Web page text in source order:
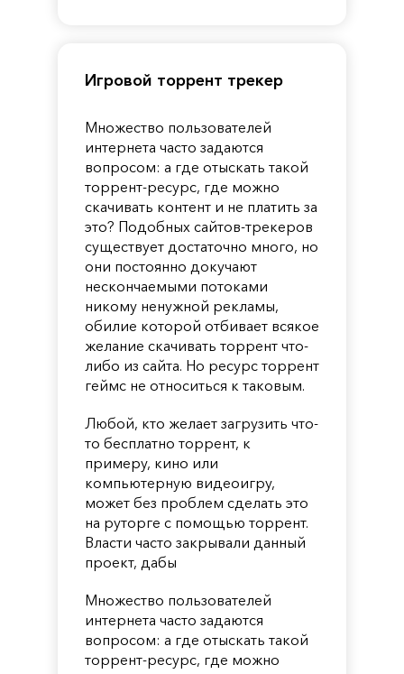
Игровой торрент трекер
Множество пользователей
интернета часто задаются
вопросом: а где отыскать такой
торрент-ресурс, где можно
скачивать контент и не платить за
это? Подобных сайтов-трекеров
существует достаточно много, но
они постоянно докучают
нескончаемыми потоками
никому ненужной рекламы,
обилие которой отбивает всякое
желание скачивать торрент что-
либо из сайта. Но ресурс торрент
геймс не относиться к таковым.
Любой, кто желает загрузить что-
то бесплатно торрент, к
примеру, кино или
компьютерную видеоигру,
может без проблем сделать это
на руторге с помощью торрент.
Власти часто закрывали данный
проект, дабы
Множество пользователей
интернета часто задаются
вопросом: а где отыскать такой
торрент-ресурс, где можно